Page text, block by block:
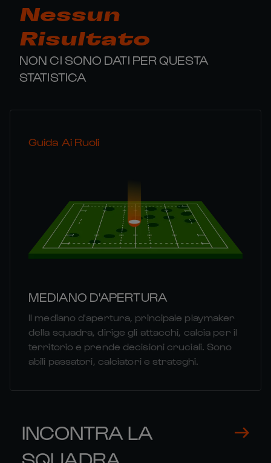
Nessun
Risultato
NON CI SONO DATI PER QUESTA
STATISTICA
Guida Ai Ruoli
MEDIANO D'APERTURA
Il mediano d'apertura, principale playmaker
della squadra, dirige gli attacchi, calcia per il
territorio e prende decisioni cruciali. Sono
abili passatori, calciatori e strateghi.
INCONTRA LA